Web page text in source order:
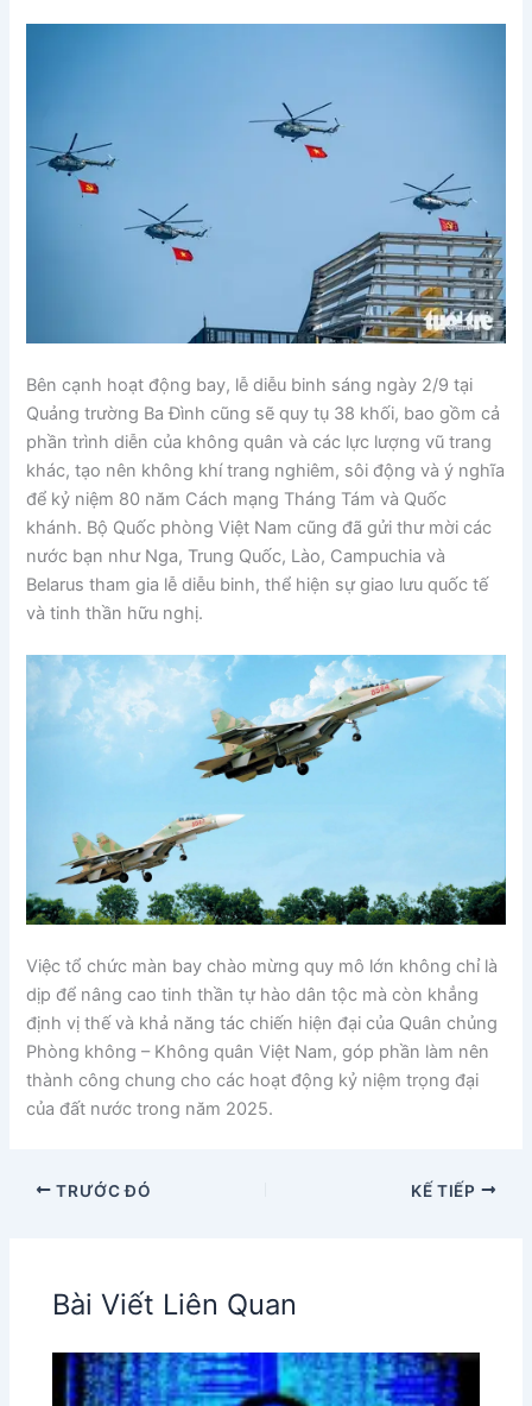
Bên cạnh hoạt động bay, lễ diễu binh sáng ngày 2/9 tại
Quảng trường Ba Đình cũng sẽ quy tụ 38 khối, bao gồm cả
phần trình diễn của không quân và các lực lượng vũ trang
khác, tạo nên không khí trang nghiêm, sôi động và ý nghĩa
để kỷ niệm 80 năm Cách mạng Tháng Tám và Quốc
khánh. Bộ Quốc phòng Việt Nam cũng đã gửi thư mời các
nước bạn như Nga, Trung Quốc, Lào, Campuchia và
Belarus tham gia lễ diễu binh, thể hiện sự giao lưu quốc tế
và tinh thần hữu nghị.
Việc tổ chức màn bay chào mừng quy mô lớn không chỉ là
dịp để nâng cao tinh thần tự hào dân tộc mà còn khẳng
định vị thế và khả năng tác chiến hiện đại của Quân chủng
Phòng không – Không quân Việt Nam, góp phần làm nên
thành công chung cho các hoạt động kỷ niệm trọng đại
của đất nước trong năm 2025.
TRƯỚC ĐÓ KẾ TIẾP
Bài Viết Liên Quan